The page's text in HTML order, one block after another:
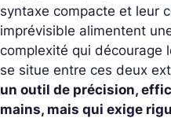
syntaxe compacte et leur
imprévisible alimentent
complexité qui décourage
se situe entre ces deux
un outil de précision,
mains, mais qui exige